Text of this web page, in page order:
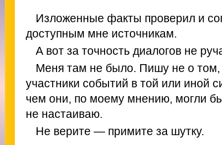
Изложенные факты проверил и
доступным мне источникам.
А вот за точность диалогов не
Меня там не было. Пишу не о том,
участники событий в той или иной
чем они, по моему мнению, могли
не настаиваю.
Не верите — примите за шутку.